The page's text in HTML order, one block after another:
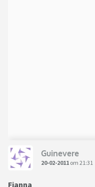
Guinevere
20-02-2011 om 21:31
Fianna